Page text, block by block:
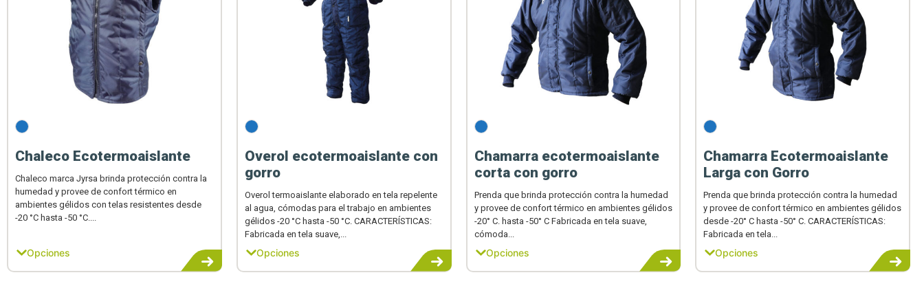
Chaleco Ecotermoaislante
Chaleco marca Jyrsa brinda protección contra la
humedad y provee de confort térmico en
ambientes gélidos con telas resistentes desde
-20 °C hasta -50 °C....
Opciones
Overol ecotermoaislante con
gorro
Overol termoaislante elaborado en tela repelente
al agua, cómodas para el trabajo en ambientes
gélidos -20 °C hasta -50 °C. CARACTERÍSTICAS:
Fabricada en tela suave,...
Opciones
Chamarra ecotermoaislante
corta con gorro
Prenda que brinda protección contra la humedad
y provee de confort térmico en ambientes gélidos
-20° C. hasta -50° C Fabricada en tela suave,
cómoda...
Opciones
Chamarra Ecotermoaislante
Larga con Gorro
Prenda que brinda protección contra la humedad
y provee de confort térmico en ambientes gélidos
desde -20° C hasta -50° C. CARACTERÍSTICAS:
Fabricada en tela...
Opciones